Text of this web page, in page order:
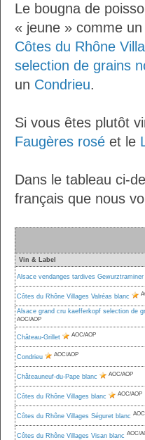
Le bougna de
« jeune » comme un
Côtes du Rhône
selection de grains
un Condrieu.
Si vous êtes plutôt
Faugères rosé et le
Dans le tableau ci-
français que nous
Vin & Label
Alsace vendanges tardives Gewurztraminer
Côtes du Rhône Villages Valréas blanc
Alsace grand cru kaefferkopf selection de
AOC/AOP
Château-Grillet AOC/AOP
Condrieu AOC/AOP
Châteauneuf-du-Pape blanc AOC/AOP
Côtes du Rhône Villages blanc AOC/AOP
Côtes du Rhône Villages Séguret blanc
Côtes du Rhône Villages Visan blanc AOC/